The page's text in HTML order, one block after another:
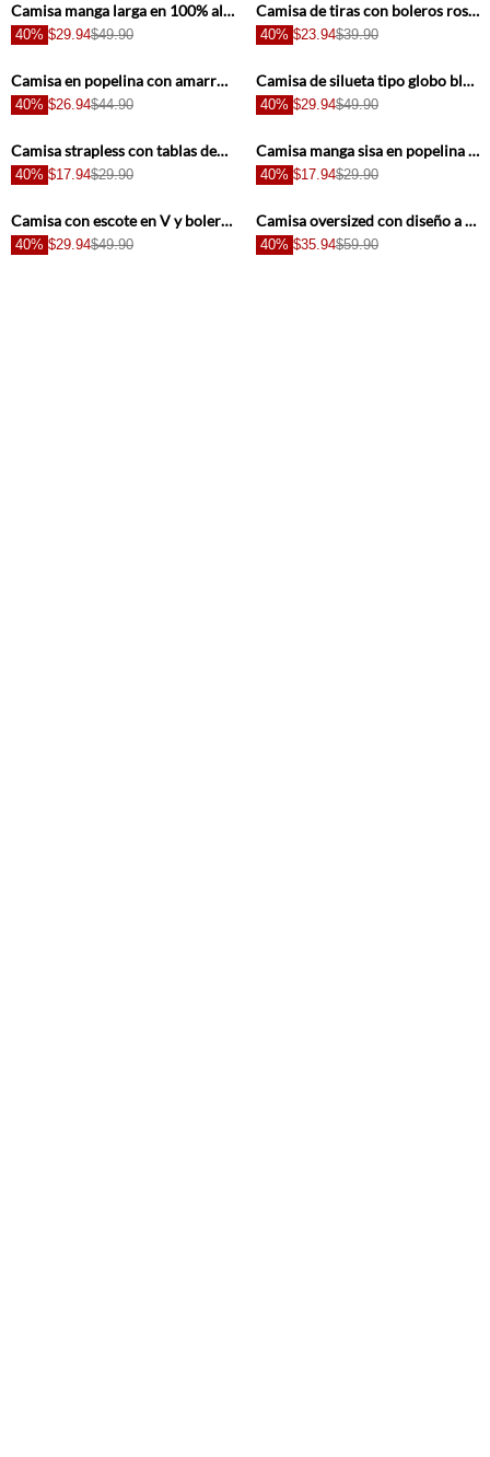
Camisa manga larga en 100% algodón para mujer
40% $29.94$49.90
Camisa de tiras con boleros rosada para mujer
40% $23.94$39.90
Camisa en popelina con amarre en fajón blanca para mujer
40% $26.94$44.90
Camisa de silueta tipo globo blanca para mujer
40% $29.94$49.90
Camisa strapless con tablas decorativas crudo para mujer
40% $17.94$29.90
Camisa manga sisa en popelina rosada para mujer
40% $17.94$29.90
Camisa con escote en V y boleros crudo para mujer
40% $29.94$49.90
Camisa oversized con diseño a rayas azul para mujer
40% $35.94$59.90